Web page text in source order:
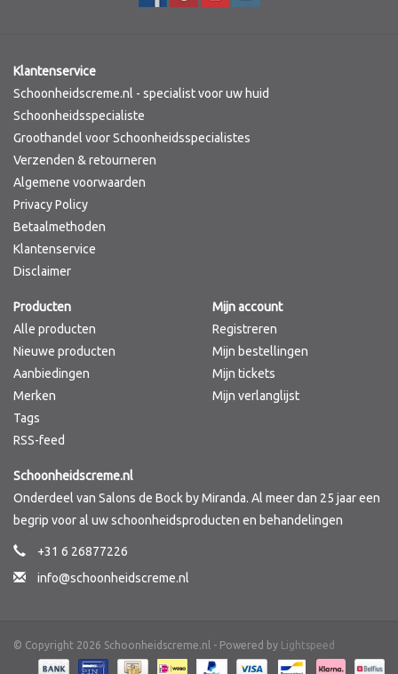
Pascaud
Fusion Meso
PCA SKINCARE
Ekseption Skincare
Blog
Merken
Klantenservice
Schoonheidscreme.nl - specialist voor uw huid
Schoonheidsspecialiste
Groothandel voor Schoonheidsspecialistes
Verzenden & retourneren
Algemene voorwaarden
Privacy Policy
Betaalmethoden
Klantenservice
Disclaimer
Producten
Alle producten
Nieuwe producten
Aanbiedingen
Merken
Tags
RSS-feed
Mijn account
Registreren
Mijn bestellingen
Mijn tickets
Mijn verlanglijst
Schoonheidscreme.nl
Onderdeel van Salons de Bock by Miranda. Al meer dan 25 jaar een
begrip voor al uw schoonheidsproducten en behandelingen
+31 6 26877226
info@schoonheidscreme.nl
© Copyright 2026 Schoonheidscreme.nl - Powered by Lightspeed